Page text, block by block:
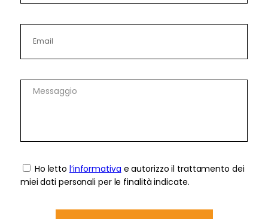
Ho letto l’informativa e autorizzo il trattamento dei
miei dati personali per le finalità indicate.